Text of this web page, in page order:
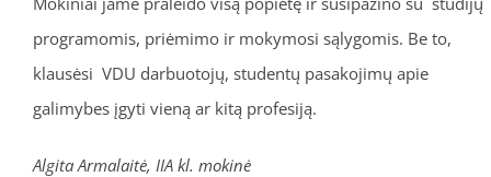
programomis, priėmimo ir mokymosi sąlygomis. Be to,
klausėsi VDU darbuotojų, studentų pasakojimų apie
galimybes įgyti vieną ar kitą profesiją.
Algita Armalaitė, IIA kl. mokinė